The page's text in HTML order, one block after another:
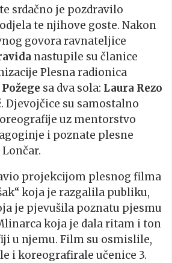
srdačno je pozdravilo
te njihove goste. Nakon
govora ravnateljice
nastupile su članice
Plesna radionica
sa dva sola: Laura Rezo
. Djevojčice su samostalno
uz mentorstvo
i poznate plesne
projekcijom plesnog filma
koja je razgalila publiku,
je pjevušila poznatu pjesmu
koja je dala ritam i ton
u njemu. Film su osmislile,
i koreografirale učenice 3.